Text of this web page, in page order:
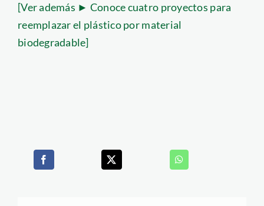
[Ver además ► Conoce cuatro proyectos para
reemplazar el plástico por material
biodegradable]